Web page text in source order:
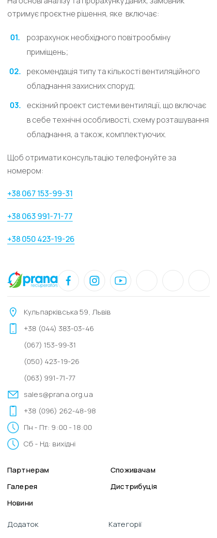
отримує проєктне рішення, яке включає:
розрахунок необхідного повітрообміну
приміщень;
рекомендація типу та кількості вентиляційного
обладнання захисних споруд;
ескізний проект системи вентиляції, що включає
в себе технічні особливості, схему розташування
обладнання, а також, комплектуючих.
Щоб отримати консультацію телефонуйте за
номером:
+38 067 153-99-31
+38 063 991-71-77
+38 050 423-19-26
Кульпарківська 59, Львів
+38 (044) 383-03-46
(067) 153-99-31
(050) 423-19-26
(063) 991-71-77
sales@prana.org.ua
+38 (096) 262-48-98
Пн - Пт: 9:00 - 18:00
Сб - Нд: вихідні
Партнерам
Споживачам
Галерея
Дистрибуція
Новини
Додаток
Категорії